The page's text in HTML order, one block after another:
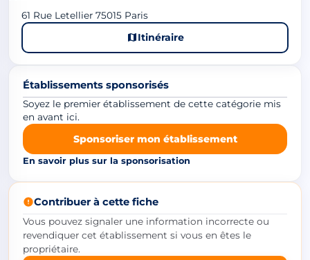
61 Rue Letellier 75015 Paris
Itinéraire
Établissements sponsorisés
Soyez le premier établissement de cette catégorie mis
en avant ici.
Sponsoriser mon établissement
En savoir plus sur la sponsorisation
Contribuer à cette fiche
Vous pouvez signaler une information incorrecte ou
revendiquer cet établissement si vous en êtes le
propriétaire.